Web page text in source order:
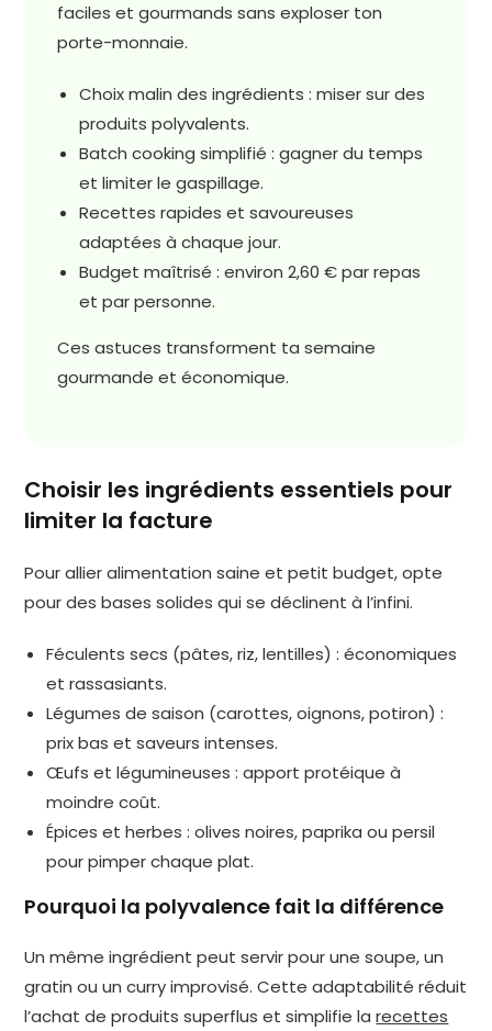
faciles et gourmands sans exploser ton
porte-monnaie.
Choix malin des ingrédients : miser sur des
produits polyvalents.
Batch cooking simplifié : gagner du temps
et limiter le gaspillage.
Recettes rapides et savoureuses
adaptées à chaque jour.
Budget maîtrisé : environ 2,60 € par repas
et par personne.
Ces astuces transforment ta semaine
gourmande et économique.
Choisir les ingrédients essentiels pour
limiter la facture
Pour allier alimentation saine et petit budget, opte
pour des bases solides qui se déclinent à l’infini.
Féculents secs (pâtes, riz, lentilles) : économiques
et rassasiants.
Légumes de saison (carottes, oignons, potiron) :
prix bas et saveurs intenses.
Œufs et légumineuses : apport protéique à
moindre coût.
Épices et herbes : olives noires, paprika ou persil
pour pimper chaque plat.
Pourquoi la polyvalence fait la différence
Un même ingrédient peut servir pour une soupe, un
gratin ou un curry improvisé. Cette adaptabilité réduit
l’achat de produits superflus et simplifie larecettes